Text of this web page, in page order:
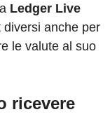
Ledger Live
anche per
le valute al suo
ricevere